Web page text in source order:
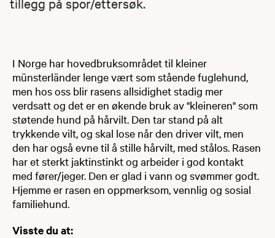
I Norge har hovedbruksområdet til kleiner
münsterländer lenge vært som stående fuglehund,
men hos oss blir rasens allsidighet stadig mer
verdsatt og det er en økende bruk av "kleineren" som
støtende hund på hårvilt. Den tar stand på alt
trykkende vilt, og skal lose når den driver vilt, men
den har også evne til å stille hårvilt, med stålos. Rasen
har et sterkt jaktinstinkt og arbeider i god kontakt
med fører/jeger. Den er glad i vann og svømmer godt.
Hjemme er rasen en oppmerksom, vennlig og sosial
familiehund.
Visste du at: